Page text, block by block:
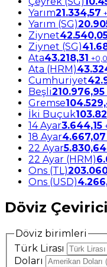
Yarım21.334,57
Yarım (SG)
Ziynet
Ziynet (SG)
Ata43.218,31
Ata (HRM)
Cumhuriyet
Beşli210.976,95
Gremse
İki Buçuk
14 Ayar3.644,15
18 Ayar4.667,07
22 Ayar5.830,64
22 Ayar (HRM)
Ons (TL)
Ons (USD)
Döviz Çevirici
Döviz birimleri
Türk Lirası
Doları